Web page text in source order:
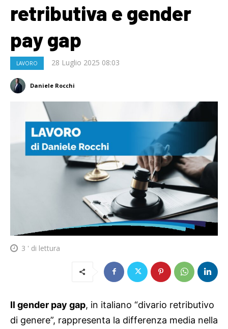
retributiva e gender
pay gap
LAVORO 28 Luglio 2025 08:03
Daniele Rocchi
3 ' di lettura
Il gender pay gap, in italiano “divario retributivo
di genere”, rappresenta la differenza media nella